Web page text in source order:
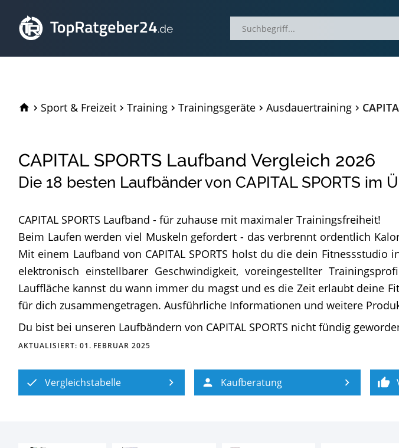
TopRatgeber24.de
Sport & Freizeit Training Trainingsgeräte Ausdauertraining
CAPITAL SPORTS Laufband Vergleich 2026
Die 18 besten Laufbänder von CAPITAL SPORTS im
CAPITAL SPORTS Laufband - für zuhause mit maximaler Trainingsfreiheit!
Beim Laufen werden viel Muskeln gefordert - das verbrennt ordentlich
Mit einem Laufband von CAPITAL SPORTS holst du die dein
elektronisch einstellbarer Geschwindigkeit, voreingestellter
Lauffläche kannst du wann immer du magst und es die Zeit erlaubt deine
für dich zusammengetragen. Ausführliche Informationen und weitere
Du bist bei unseren Laufbändern von CAPITAL SPORTS nicht fündig
AKTUALISIERT: 01. FEBRUAR 2025
Vergleichstabelle Kaufberatung